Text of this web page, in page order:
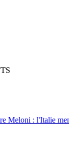
Meloni : l'Italie